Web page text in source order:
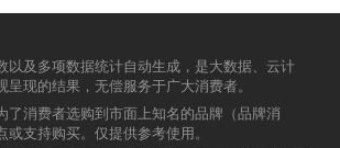
以及多项数据统计自动生成，是大数据、云计
现的结果，无偿服务于广大消费者。
了消费者选购到市面上知名的品牌（品牌消
或支持购买。仅提供参考使用。